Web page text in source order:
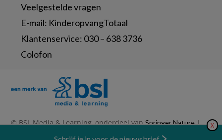
Veelgestelde vragen
E-mail: KinderopvangTotaal
Klantenservice: 030 – 638 3736
Colofon
© BSL Media & Learning, onderdeel vanSpringer Nature| X